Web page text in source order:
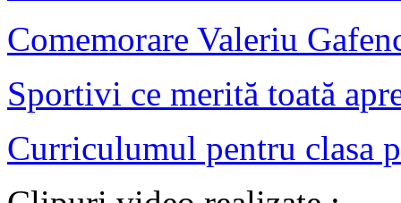
Comemorare Valeriu
Sportivi ce merită toată
Curriculumul pentru clasa